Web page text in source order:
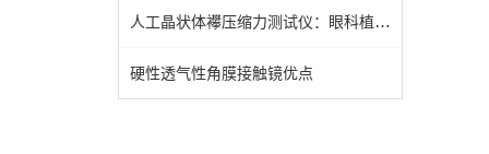
人工晶状体襻压缩力测试仪：眼科植入器械性能检测的专用设备
硬性透气性角膜接触镜优点